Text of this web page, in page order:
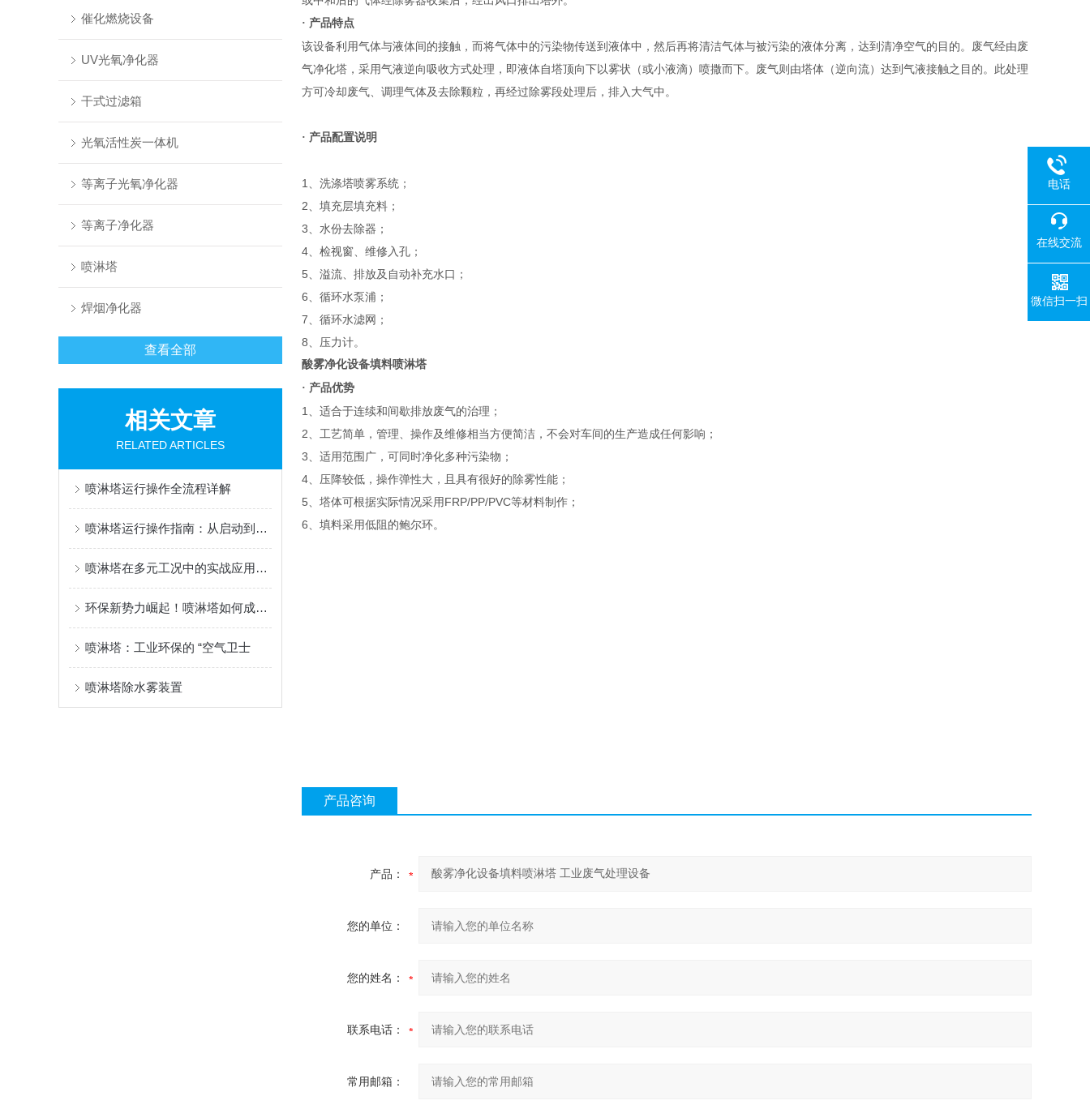
催化燃烧设备
UV光氧净化器
干式过滤箱
光氧活性炭一体机
等离子光氧净化器
等离子净化器
喷淋塔
焊烟净化器
查看全部
相关文章
RELATED ARTICLES
喷淋塔运行操作全流程详解
喷淋塔运行操作指南：从启动到维护的全流程解析
喷淋塔在多元工况中的实战应用与挑战
环保新势力崛起！喷淋塔如何成为工业减排的 “最后一道防线”？
喷淋塔：工业环保的 “空气卫士
喷淋塔除水雾装置
· 产品特点
该设备利用气体与液体间的接触，而将气体中的污染物传送到液体中，然后再将清洁气体与被污染的液体分离，达到清净空气的目的。废气经由废
气净化塔，采用气液逆向吸收方式处理，即液体自塔顶向下以雾状（或小液滴）喷撒而下。废气则由塔体（逆向流）达到气液接触之目的。此处理
方可冷却废气、调理气体及去除颗粒，再经过除雾段处理后，排入大气中。
· 产品配置说明
1、洗涤塔喷雾系统；
2、填充层填充料；
3、水份去除器；
4、检视窗、维修入孔；
5、溢流、排放及自动补充水口；
6、循环水泵浦；
7、循环水滤网；
8、压力计。
酸雾净化设备填料喷淋塔
· 产品优势
1、适合于连续和间歇排放废气的治理；
2、工艺简单，管理、操作及维修相当方便简洁，不会对车间的生产造成任何影响；
3、适用范围广，可同时净化多种污染物；
4、压降较低，操作弹性大，且具有很好的除雾性能；
5、塔体可根据实际情况采用FRP/PP/PVC等材料制作；
6、填料采用低阻的鲍尔环。
产品咨询
产品：
您的单位：
您的姓名：
联系电话：
常用邮箱：
电话
在线交流
微信扫一扫